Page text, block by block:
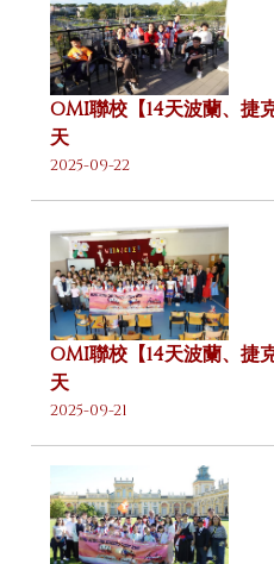
OMI聯校【14天波蘭、捷
天
2025-09-22
OMI聯校【14天波蘭、捷
天
2025-09-21